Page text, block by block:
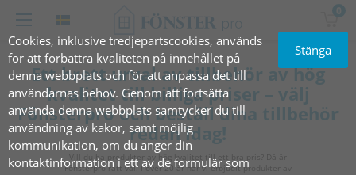
Cookies, inklusive tredjepartscookies, används
för att förbättra kvaliteten på innehållet på
denna webbplats och för att anpassa det till
användarnas behov. Genom att fortsätta
använda denna webbplats samtycker du till
användning av kakor, samt möjlig
kommunikation, om du anger din
kontaktinformation i ett av de formulär som
Stänga
0
Ett brett urval av tillbehör av hög
kvalitet till billiga priser – välj
Fönsterpro och beställ dina tillbehör
redan idag!
Vill du ha produkter av hög kvalitet till ett bra pris? Då är
Fönsterpro rätt val. I över 20 år har vi erbjudit produkter av